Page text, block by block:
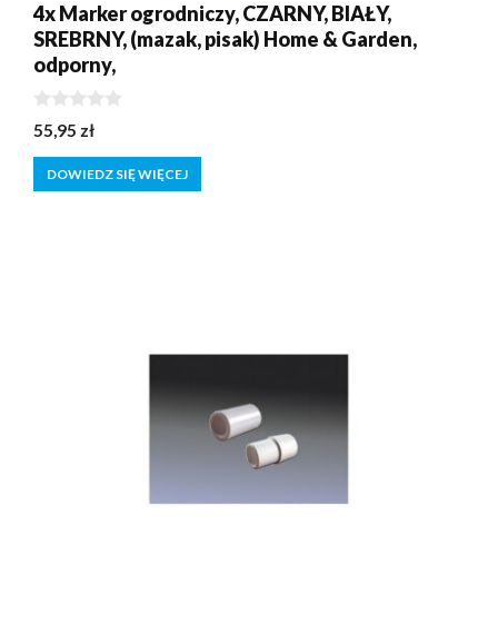
4x Marker ogrodniczy, CZARNY, BIAŁY,
SREBRNY, (mazak, pisak) Home & Garden,
odporny,
0
z
5
55,95 zł
DOWIEDZ SIĘ WIĘCEJ